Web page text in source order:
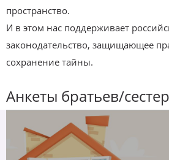
пространство.
И в этом нас поддерживает
законодательство, защищающее
сохранение тайны.
Анкеты братьев/сестер